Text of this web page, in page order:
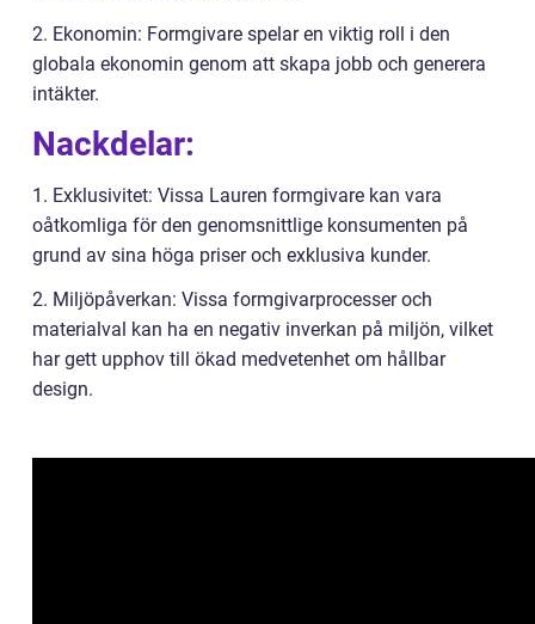
2. Ekonomin: Formgivare spelar en viktig roll i den
globala ekonomin genom att skapa jobb och generera
intäkter.
Nackdelar:
1. Exklusivitet: Vissa Lauren formgivare kan vara
oåtkomliga för den genomsnittlige konsumenten på
grund av sina höga priser och exklusiva kunder.
2. Miljöpåverkan: Vissa formgivarprocesser och
materialval kan ha en negativ inverkan på miljön, vilket
har gett upphov till ökad medvetenhet om hållbar
design.